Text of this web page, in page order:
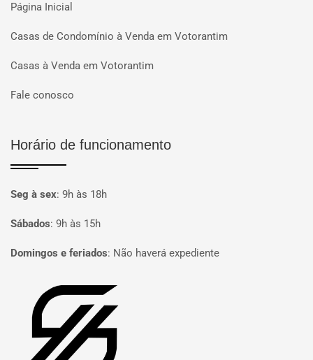
Página Inicial
Casas de Condomínio à Venda em Votorantim
Casas à Venda em Votorantim
Fale conosco
Horário de funcionamento
Seg à sex: 9h às 18h
Sábados: 9h às 15h
Domingos e feriados: Não haverá expediente
Página inicial